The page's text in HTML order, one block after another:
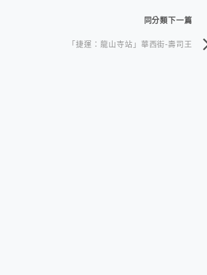
同分類下一篇
「捷運：龍山寺站」華西街-壽司王